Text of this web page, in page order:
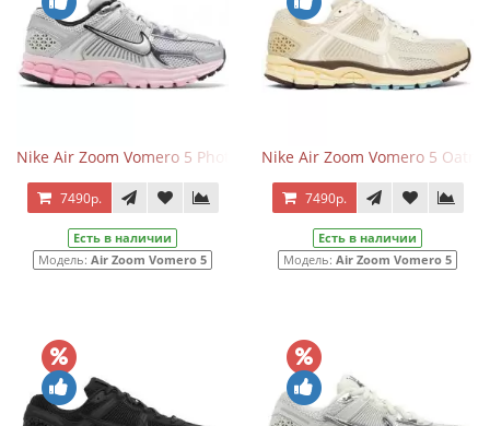
Nike Air Zoom Vomero 5 Photon Dust Pink Foam
7490р.
Есть в наличии
Модель: Air Zoom Vomero 5
Nike Air Zoom Vomero 5
7490р.
Есть в наличии
Модель: Air Zoom Vomero 5